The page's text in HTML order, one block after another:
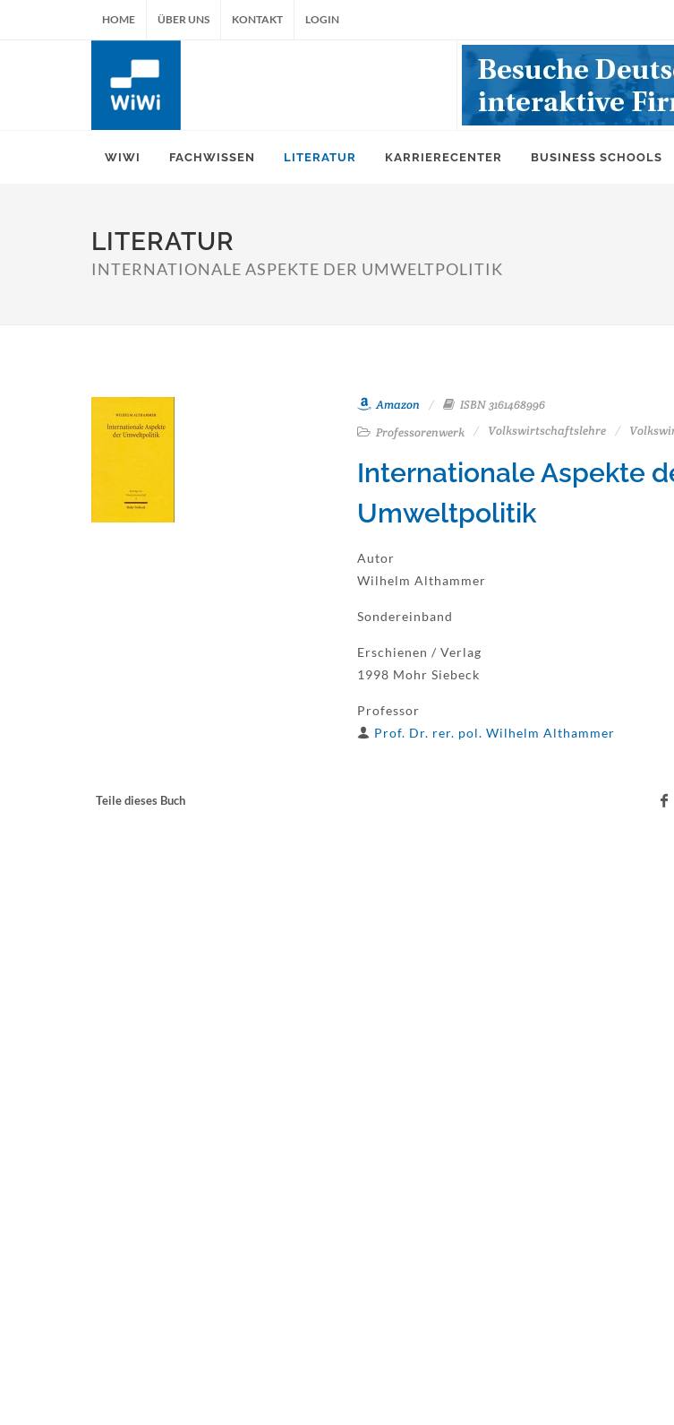
HOME ÜBER UNS KONTAKT LOGIN
WIWI FACHWISSEN LITERATUR KARRIERECENTER BUSINESS SCHOOLS
LITERATUR
INTERNATIONALE ASPEKTE DER UMWELTPOLITIK
Amazon
ISBN 3161468996
Professorenwerk
Volkswirtschaftslehre
Internationale Aspekte
Umweltpolitik
Autor
Wilhelm Althammer
Sondereinband
Erschienen / Verlag
1998 Mohr Siebeck
Professor
Prof. Dr. rer. pol. Wilhelm Althammer
Teile dieses Buch